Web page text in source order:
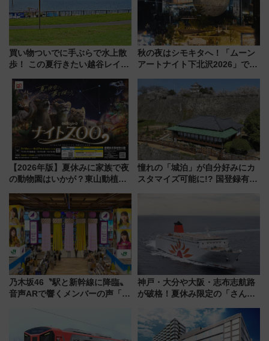
買い物ついでに手ぶらで水上散
歩！ この夏行きたい越谷レイク
ア「LAKESIDE PARK」（埼玉
県越谷市）
秋の夜はシモキタへ！「ムーン
アートナイト下北沢2026」でイ
を満喫しよう
【2026年版】夏休みに家族で夜
の動物園はいかが？東山動植物
ZOO」開催情報
憧れの「城泊」が自分好みにカ
スタマイズ可能に!? 国登録有形
乃木坂46〝駅と新幹線に降臨〟
音声ARで響くメンバーの声「真
神戸・大分や大阪・志布志航路
が破格！夏休み限定の「さんふ
ート 夕朝食ビュッフェ付きで
快適な船旅はいかが？